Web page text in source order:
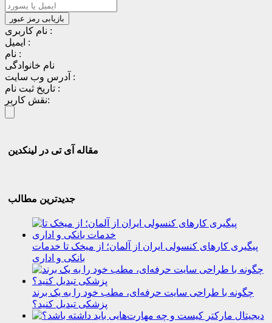
نام کاربری :
ایمیل :
نام :
نام خانوادگی
آدرس وب سایت :
تاریخ ثبت نام :
نقش کاربر:
مقاله آی تی در لینکدین
جدیدترین مطالب
پیگیری کارهای کنسولی ایران از آلمان؛ از میخک تا خدمات
بانکی و اداری
چگونه با طراحی سایت حرفه‌ای، مطب خود را به یک برند
پزشکی تبدیل کنید؟